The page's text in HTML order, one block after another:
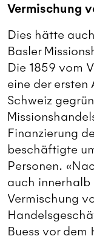
Vermischung
Dies hätte
Basler
Die 1859 vom
eine der ersten
Schweiz
Finanzierung
beschäftigte
Personen.
auch innerhalb
Vermischung
Buess vor dem